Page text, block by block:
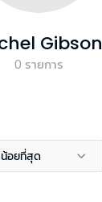
Gibson
0 รายการ
น้อยที่สุด